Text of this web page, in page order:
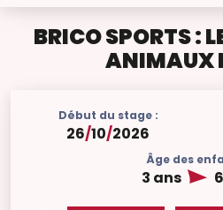
BRICO SPORTS :
ANIMAUX
Début du stage :
26/10/2026
Âge des
3 ans